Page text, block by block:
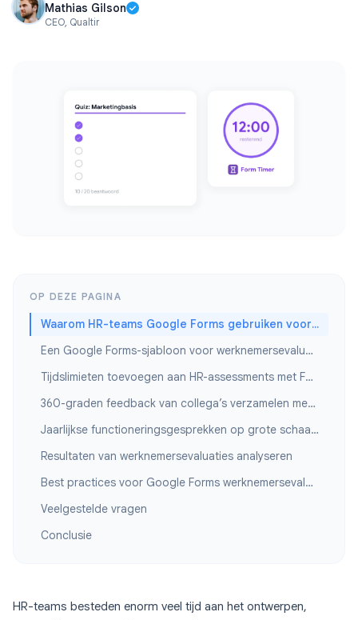
Mathias Gilson
CEO, Qualtir
OP DEZE PAGINA
Waarom HR-teams Google Forms gebruiken voor werknemersevaluaties
Een Google Forms-sjabloon voor werknemersevaluatie bouwen
Tijdslimieten toevoegen aan HR-assessments met Form Timer
360-graden feedback van collega’s verzamelen met Google Forms
Jaarlijkse functioneringsgesprekken op grote schaal uitvoeren
Resultaten van werknemersevaluaties analyseren
Best practices voor Google Forms werknemersevaluaties
Veelgestelde vragen
Conclusie
HR-teams besteden enorm veel tijd aan het ontwerpen,